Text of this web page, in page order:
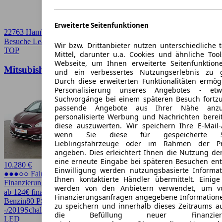
22763 Hamburg
Besuche Leasingmarkt
TOP
Mitsubishi Space Star 1.2 Diamant Edition+
10.280 €
●●●○○ Fairer Preis
Finanzierung möglich
ab 124€ finanzieren ↗
Benzin80 PS (59 kW)33.527 kmEZ
-/2019SchaltgetriebeKleinwagen5 Türen
LED
Erweiterte Seitenfunktionen
Wir bzw. Drittanbieter nutzen unterschiedliche
Mittel, darunter u.a. Cookies und ähnliche
Webseite, um Ihnen erweiterte
und ein verbessertes Nutzungserlebnis zu
Durch diese erweiterten Funktionalitäten
Personalisierung unseres Angebotes -
Suchvorgänge bei einem späteren Besuch
passende Angebote aus Ihrer Nähe
personalisierte Werbung und Nachrichten
diese auszuwerten. Wir speichern Ihre E-Mail-
wenn Sie diese für gespeicherte
Lieblingsfahrzeuge oder im Rahmen der
angeben. Dies erleichtert Ihnen die Nutzung
eine erneute Eingabe bei späteren Besuchen
Einwilligung werden nutzungsbasierte
Ihnen kontaktierte Händler übermittelt. Einige
werden von den Anbietern verwendet, um
Finanzierungsanfragen angegebene
zu speichern und innerhalb dieses Zeitraums
die Befüllung neuer